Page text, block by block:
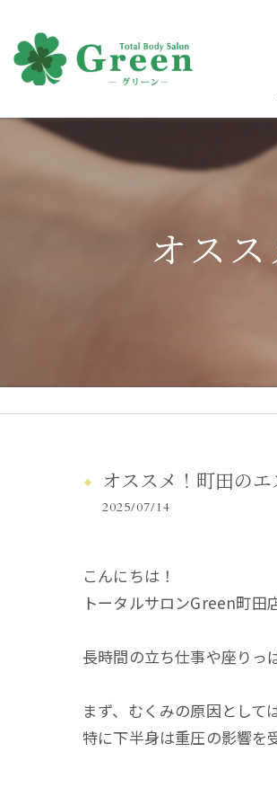
オス
オススメ！町田の
2025/07/14
こんにちは！
トータルサロンGreen町田
長時間の立ち仕事や座りっ
まず、むくみの原因として
特に下半身は重圧の影響を